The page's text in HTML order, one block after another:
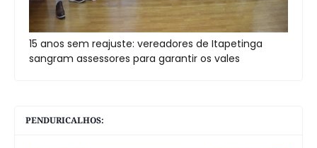
15 anos sem reajuste: vereadores de Itapetinga
sangram assessores para garantir os vales
PENDURICALHOS: